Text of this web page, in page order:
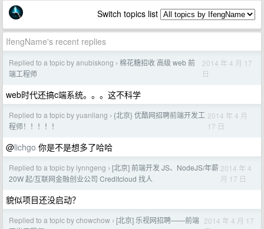
Switch topics list
IfengName's recent replies
Replied to a topic by anubiskong › 棉花糖招收 高级 web 前
端工程师
2014 年 4 月 17
日
web时代还搞c端系统。。。这不科学
Replied to a topic by yuanliang › {北京} 优酷网招聘前端开发工
程师！！！！！
2014 年 4 月
17 日
@lichgo 你是不是想多了哈哈
Replied to a topic by lynngeng › [北京] 前端开发 JS、NodeJS/年薪
20W 起/互联网金融创业公司 Creditcloud 找人
2014 年 4
月 17 日
貌似项目还没启动？
Replied to a topic by chowchow › [北京] 乐视网招聘——前端 2014 年 4 月 17